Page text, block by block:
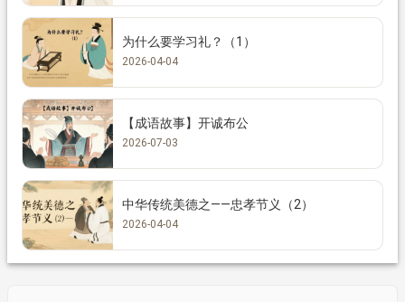
为什么要学习礼？（1）
2026-04-04
【成语故事】开诚布公
2026-07-03
中华传统美德之——忠孝节义（2）
2026-04-04